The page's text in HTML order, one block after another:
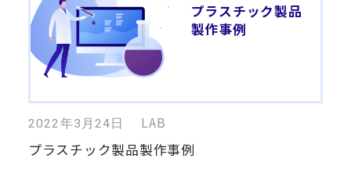
プラスチック製品
製作事例
2022年3月24日 LAB
プラスチック製品製作事例